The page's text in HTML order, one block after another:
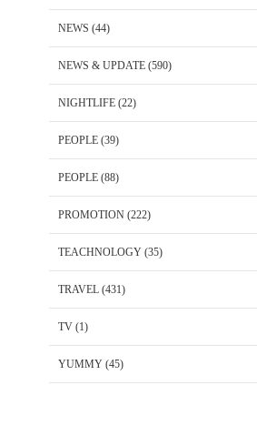
NEWS (44)
NEWS & UPDATE (590)
NIGHTLIFE (22)
PEOPLE (39)
PEOPLE (88)
PROMOTION (222)
TEACHNOLOGY (35)
TRAVEL (431)
TV (1)
YUMMY (45)